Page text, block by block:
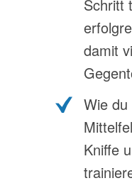
Schritt
damit
Wie
Kniffe